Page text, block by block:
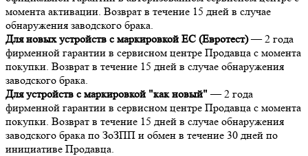
момента активации. Возврат в течение 15 дней в случае
обнаружения заводского брака.
Для новых устройств с маркировкой EC (Евротест)— 2 года
фирменной гарантии в сервисном центре Продавца с момента
покупки. Возврат в течение 15 дней в случае обнаружения
заводского брака.
Для устройств с маркировкой "как новый" — 2 года
фирменной гарантии в сервисном центре Продавца с момента
покупки. Возврат в течение 15 дней в случае обнаружения
заводского брака по ЗоЗПП и обмен в течение 30 дней по
инициативе Продавца.